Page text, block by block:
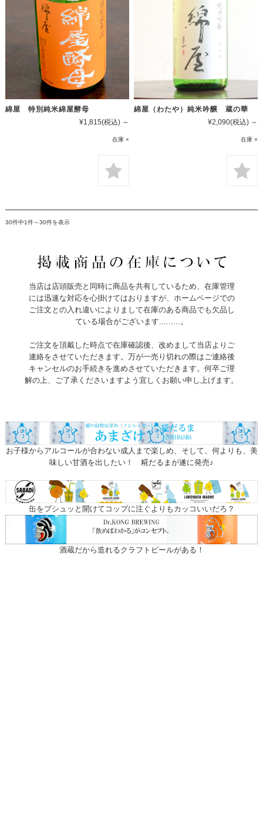
綿屋 特別純米綿屋酵母
¥1,815(税込) ～
在庫 ×
綿屋（わたや）純米吟醸 蔵の華
¥2,090(税込) ～
在庫 ×
30件中1件～30件を表示
当店は店頭販売と同時に商品を共有しているため、在庫管理
には迅速な対応を心掛けてはおりますが、ホームページでの
ご注文との入れ違いによりまして在庫のある商品でも欠品し
ている場合がございます.........。
ご注文を頂戴した時点で在庫確認後、改めまして当店よりご
連絡をさせていただきます。万が一売り切れの際はご連絡後
キャンセルのお手続きを進めさせていただきます。何卒ご理
解の上、ご了承くださいますよう宜しくお願い申し上げます。
お子様からアルコールが合わない成人まで楽しめ、そして、何よりも、美
味しい甘酒を出したい！ 糀だるまが遂に発売♪
缶をプシュッと開けてコップに注ぐよりもカッコいいだろ？
酒蔵だから造れるクラフトビールがある！